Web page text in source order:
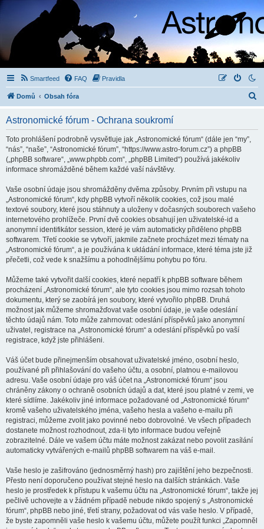
Smartfeed FAQ Pravidla
Domů Obsah fóra
Astronomické fórum - Ochrana soukromí
Toto prohlášení podrobně vysvětluje jak „Astronomické fórum“ (dále jen “my”,
“nás”, “naše”, “Astronomické fórum”, “https://www.astro-forum.cz”) a phpBB
(„phpBB software“, „www.phpbb.com“, „phpBB Limited“) používá jakékoliv
informace shromážděné během každé vaší návštěvy.
Vaše osobní údaje jsou shromážděny dvěma způsoby. Prvním při vstupu na
„Astronomické fórum“, kdy phpBB vytvoří několik cookies, což jsou malé
textové soubory, které jsou stáhnuty a uloženy v dočasných souborech vašeho
internetového prohlížeče. První dvě cookies obsahují jen uživatelské-id a
anonymní identifikátor session, které je vám automaticky přiděleno phpBB
softwarem. Třetí cookie se vytvoří, jakmile začnete procházet mezi tématy na
„Astronomické fórum“, a je používána k ukládání informace, které téma jste již
přečetli, což vede k snažšímu a pohodlnějšímu pohybu po fóru.
Můžeme také vytvořit další cookies, které nepatří k phpBB software během
procházení „Astronomické fórum“, ale tyto cookies jsou mimo rozsah tohoto
dokumentu, který se zaobírá jen soubory, které vytvořilo phpBB. Druhá
možnost jak můžeme shromažďovat vaše osobní údaje, je vaše odeslání
těchto údajů nám. Toto může zahrnovat: odeslání příspěvků jako anonymní
uživatel, registrace na „Astronomické fórum“ a odeslání příspěvků po vaší
registrace, když jste přihlášeni.
Váš účet bude přinejmenším obsahovat uživatelské jméno, osobní heslo,
používané při přihlašování do vašeho účtu, a osobní, platnou e-mailovou
adresu. Vaše osobní údaje pro váš účet na „Astronomické fórum“ jsou
chráněny zákony o ochraně osobních údajů a dat, které jsou platné v zemi, ve
které sídlíme. Jakékoliv jiné informace požadované od „Astronomické fórum“
kromě vašeho uživatelského jména, vašeho hesla a vašeho e-mailu při
registraci, můžeme zvolit jako povinné nebo dobrovolné. Ve všech případech
dostanete možnost rozhodnout, zda-li tyto informace budou veřejně
zobrazitelné. Dále ve vašem účtu máte možnost zakázat nebo povolit zasílání
automaticky vytvářených e-mailů phpBB softwarem na váš e-mail.
Vaše heslo je zašifrováno (jednosměrný hash) pro zajištění jeho bezpečnosti.
Přesto není doporučeno používat stejné heslo na dalších stránkách. Vaše
heslo je prostředek k přístupu k vašemu účtu na „Astronomické fórum“, takže jej
pečlivě uchovejte a v žádném případě nebude nikdo spojený s „Astronomické
fórum“, phpBB nebo jiné, třetí strany, požadovat od vás vaše heslo. V případě,
že byste zapomněli vaše heslo k vašemu účtu, můžete použít funkci „Zapomněl